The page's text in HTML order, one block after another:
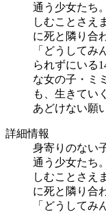
通う少女たち
しむことさえ
に死と隣り合
「どうして
られずにいる
な女の子・ミ
も、生きてい
あどけない願
詳細情報
身寄りのない
通う少女たち
しむことさえ
に死と隣り合
「どうして